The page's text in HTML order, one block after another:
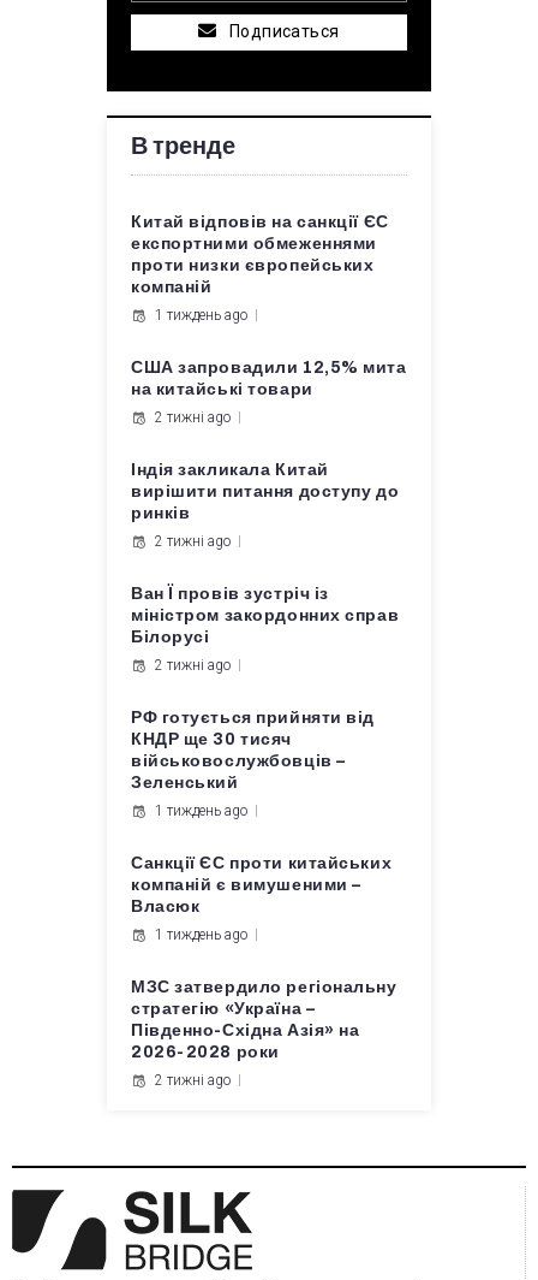
Подписаться
В тренде
Китай відповів на санкції ЄС
експортними обмеженнями
проти низки європейських
компаній
1 тиждень ago
США запровадили 12,5% мита
на китайські товари
2 тижні ago
Індія закликала Китай
вирішити питання доступу до
ринків
2 тижні ago
Ван Ї провів зустріч із
міністром закордонних справ
Білорусі
2 тижні ago
РФ готується прийняти від
КНДР ще 30 тисяч
військовослужбовців –
Зеленський
1 тиждень ago
Санкції ЄС проти китайських
компаній є вимушеними –
Власюк
1 тиждень ago
МЗС затвердило регіональну
стратегію «Україна –
Південно-Східна Азія» на
2026-2028 роки
2 тижні ago